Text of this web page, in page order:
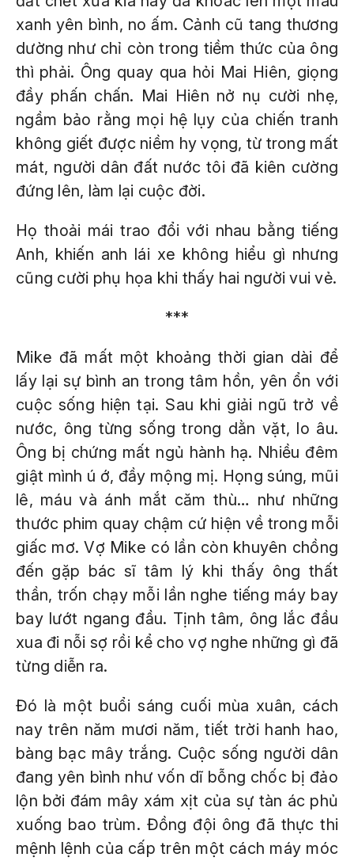
xanh yên bình, no ấm. Cảnh cũ tang thương
dường như chỉ còn trong tiềm thức của ông
thì phải. Ông quay qua hỏi Mai Hiên, giọng
đầy phấn chấn. Mai Hiên nở nụ cười nhẹ,
ngầm bảo rằng mọi hệ lụy của chiến tranh
không giết được niềm hy vọng, từ trong mất
mát, người dân đất nước tôi đã kiên cường
đứng lên, làm lại cuộc đời.
Họ thoải mái trao đổi với nhau bằng tiếng
Anh, khiến anh lái xe không hiểu gì nhưng
cũng cười phụ họa khi thấy hai người vui vẻ.
***
Mike đã mất một khoảng thời gian dài để
lấy lại sự bình an trong tâm hồn, yên ổn với
cuộc sống hiện tại. Sau khi giải ngũ trở về
nước, ông từng sống trong dằn vặt, lo âu.
Ông bị chứng mất ngủ hành hạ. Nhiều đêm
giật mình ú ớ, đầy mộng mị. Họng súng, mũi
lê, máu và ánh mắt căm thù… như những
thước phim quay chậm cứ hiện về trong mỗi
giấc mơ. Vợ Mike có lần còn khuyên chồng
đến gặp bác sĩ tâm lý khi thấy ông thất
thần, trốn chạy mỗi lần nghe tiếng máy bay
bay lướt ngang đầu. Tịnh tâm, ông lắc đầu
xua đi nỗi sợ rồi kể cho vợ nghe những gì đã
từng diễn ra.
Đó là một buổi sáng cuối mùa xuân, cách
nay trên năm mươi năm, tiết trời hanh hao,
bàng bạc mây trắng. Cuộc sống người dân
đang yên bình như vốn dĩ bỗng chốc bị đảo
lộn bởi đám mây xám xịt của sự tàn ác phủ
xuống bao trùm. Đồng đội ông đã thực thi
mệnh lệnh của cấp trên một cách máy móc